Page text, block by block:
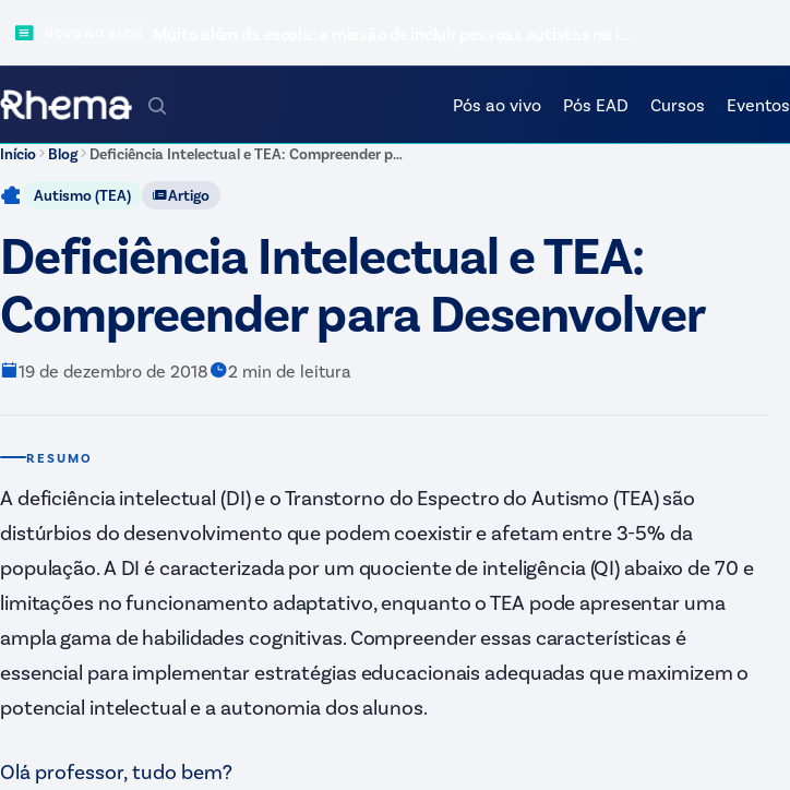
Pós ao vivo Pós EAD Cursos Eventos
Início Blog Deficiência Intelectual e TEA: Compreender para Desenvolver
Autismo (TEA) Artigo
Deficiência Intelectual e TEA:
Compreender para Desenvolver
19 de dezembro de 2018 2 min de leitura
RESUMO
A deficiência intelectual (DI) e o Transtorno do Espectro do Autismo (TEA) são
distúrbios do desenvolvimento que podem coexistir e afetam entre 3-5% da
população. A DI é caracterizada por um quociente de inteligência (QI) abaixo de 70 e
limitações no funcionamento adaptativo, enquanto o TEA pode apresentar uma
ampla gama de habilidades cognitivas. Compreender essas características é
essencial para implementar estratégias educacionais adequadas que maximizem o
potencial intelectual e a autonomia dos alunos.
Olá professor, tudo bem?